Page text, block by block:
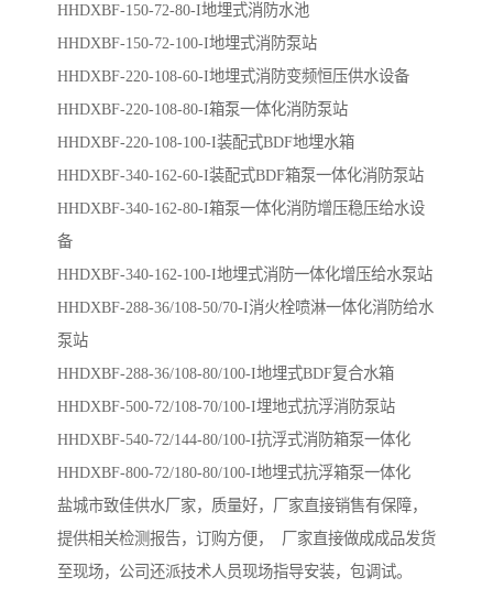
HHDXBF-150-72-80-I地埋式消防水池
HHDXBF-150-72-100-I地埋式消防泵站
HHDXBF-220-108-60-I地埋式消防变频恒压供水设备
HHDXBF-220-108-80-I箱泵一体化消防泵站
HHDXBF-220-108-100-I装配式BDF地埋水箱
HHDXBF-340-162-60-I装配式BDF箱泵一体化消防泵站
HHDXBF-340-162-80-I箱泵一体化消防增压稳压给水设
备
HHDXBF-340-162-100-I地埋式消防一体化增压给水泵站
HHDXBF-288-36/108-50/70-I消火栓喷淋一体化消防给水
泵站
HHDXBF-288-36/108-80/100-I​地埋式BDF复合水箱
HHDXBF-500-72/108-70/100-I​埋地式抗浮消防泵站
HHDXBF-540-72/144-80/100-I​抗浮式消防箱泵一体化
HHDXBF-800-72/180-80/100-I地埋式抗浮箱泵一体化
盐城市致佳供水厂家，质量好，厂家直接销售有保障，
提供相关检测报告，订购方便， 厂家直接做成成品发货
至现场，公司还派技术人员现场指导安装，包调试。